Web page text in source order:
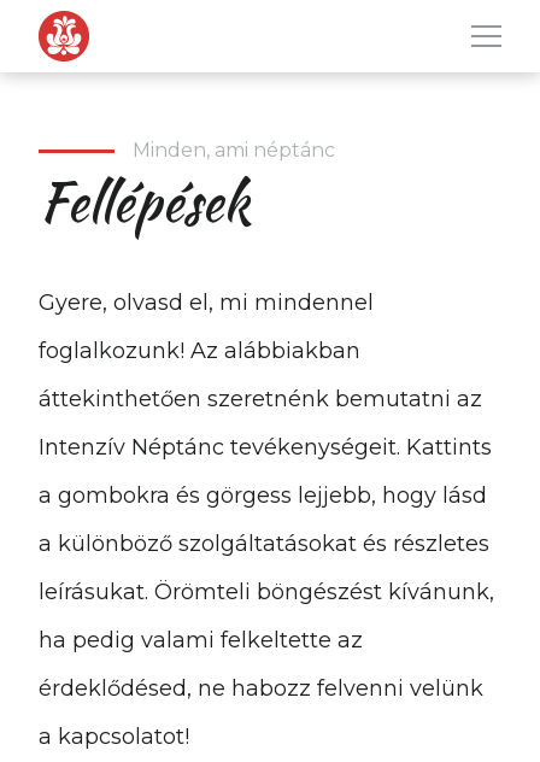
Tovább a tartalomhoz
Minden, ami néptánc
Fellépések
Gyere, olvasd el, mi mindennel
foglalkozunk! Az alábbiakban
áttekinthetően szeretnénk bemutatni az
Intenzív Néptánc tevékenységeit. Kattints
a gombokra és görgess lejjebb, hogy lásd
a különböző szolgáltatásokat és részletes
leírásukat. Örömteli böngészést kívánunk,
ha pedig valami felkeltette az
érdeklődésed, ne habozz felvenni velünk
a kapcsolatot!